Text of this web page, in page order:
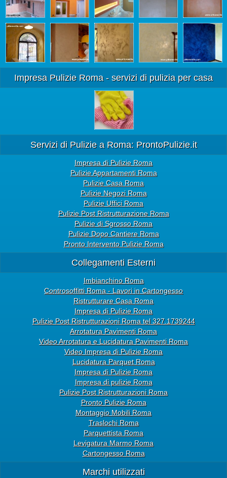
Impresa Pulizie Roma - servizi di pulizia per casa
Servizi di Pulizie a Roma: ProntoPulizie.it
Impresa di Pulizie Roma
Pulizie Appartamenti Roma
Pulizie Casa Roma
Pulizie Negozi Roma
Pulizie Uffici Roma
Pulizie Post Ristrutturazione Roma
Pulizie di Sgrosso Roma
Pulizie Dopo Cantiere Roma
Pronto Intervento Pulizie Roma
Collegamenti Esterni
Imbianchino Roma
Controsoffitti Roma - Lavori in Cartongesso
Ristrutturare Casa Roma
Impresa di Pulizie Roma
Pulizie Post Ristrutturazioni Roma tel 327.1739244
Arrotatura Pavimenti Roma
Video Arrotatura e Lucidatura Pavimenti Roma
Video Impresa di Pulizie Roma
Lucidatura Parquet Roma
Impresa di Pulizie Roma
Impresa di pulizie Roma
Pulizie Post Ristrutturazioni Roma
Pronto Pulizie Roma
Montaggio Mobili Roma
Traslochi Roma
Parquettista Roma
Levigatura Marmo Roma
Cartongesso Roma
Marchi utilizzati